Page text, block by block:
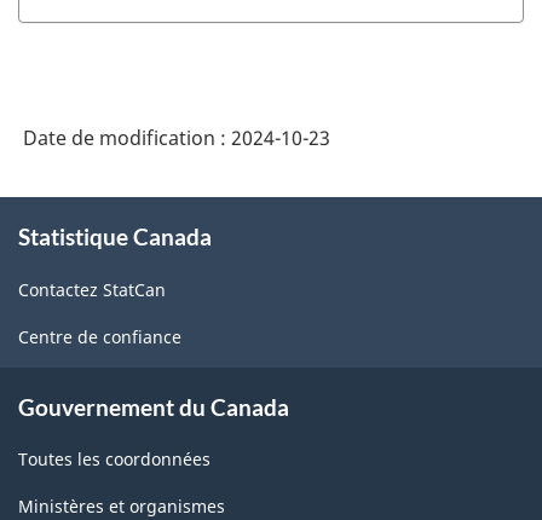
Date de modification : 2024-10-23
propos
ce
site
Statistique Canada
Contactez StatCan
Centre de confiance
Gouvernement du Canada
Toutes les coordonnées
Ministères et organismes